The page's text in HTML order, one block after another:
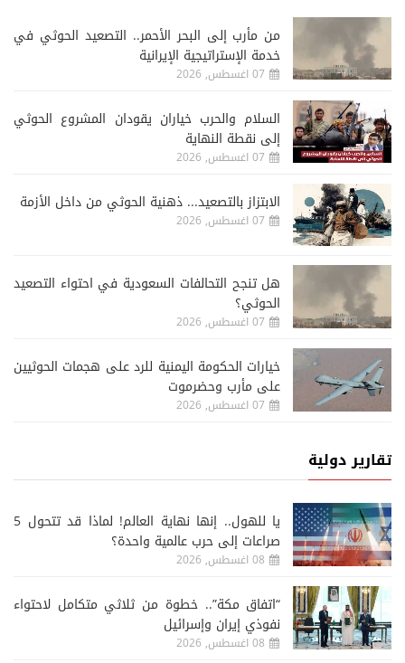
من مأرب إلى البحر الأحمر.. التصعيد الحوثي في
خدمة الإستراتيجية الإيرانية
07 اغسطس, 2026
السلام والحرب خياران يقودان المشروع الحوثي
إلى نقطة النهاية
07 اغسطس, 2026
الابتزاز بالتصعيد... ذهنية الحوثي من داخل الأزمة
07 اغسطس, 2026
هل تنجح التحالفات السعودية في احتواء التصعيد
الحوثي؟
07 اغسطس, 2026
خيارات الحكومة اليمنية للرد على هجمات الحوثيين
على مأرب وحضرموت
07 اغسطس, 2026
تقارير دولية
يا للهول.. إنها نهاية العالم! لماذا قد تتحول 5
صراعات إلى حرب عالمية واحدة؟
08 اغسطس, 2026
“اتفاق مكة”.. خطوة من ثلاثي متكامل لاحتواء
نفوذي إيران وإسرائيل
08 اغسطس, 2026